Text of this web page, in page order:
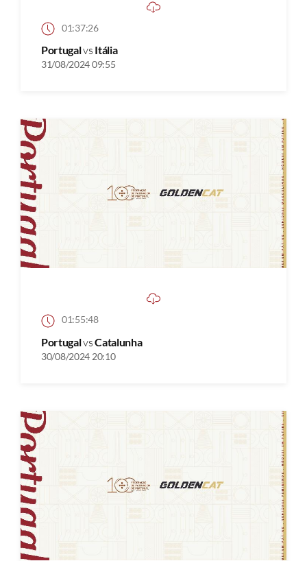
01:37:26
Portugalvs Itália
31/08/2024 09:55
01:55:48
PortugalvsCatalunha
30/08/2024 20:10